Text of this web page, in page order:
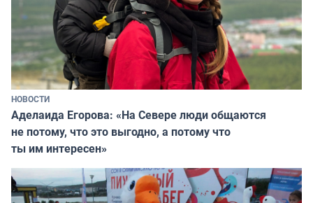
НОВОСТИ
Аделаида Егорова: «На Севере люди общаются
не потому, что это выгодно, а потому что
ты им интересен»